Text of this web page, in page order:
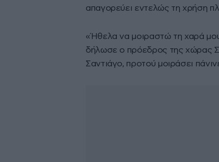
απαγορεύει εντελώς τη χρήση
«Ήθελα να μοιραστώ τη χαρά
δήλωσε ο πρόεδρος της χώρας
Σαντιάγο, προτού μοιράσει